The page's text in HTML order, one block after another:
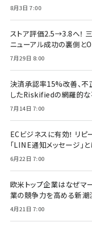
8月3日 7:00
ストア評価2.5→3.8へ！ 三
ニューアル成功の裏側と
7月29日 8:00
決済承認率15%改善、不
したRiskifiedの網羅的
7月14日 7:00
ECビジネスに有効！ リ
「LINE通知メッセージ」と
6月22日 7:00
欧米トップ企業はなぜマ
業の競争力を高める新潮
4月21日 7:00